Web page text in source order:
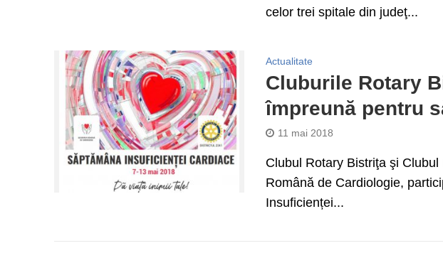
celor trei spitale din judeţ...
Actualitate
Cluburile Rotary
împreună pentru
11 mai 2018
Clubul Rotary Bistriţa şi
Română de Cardiologie,
Insuficienței...